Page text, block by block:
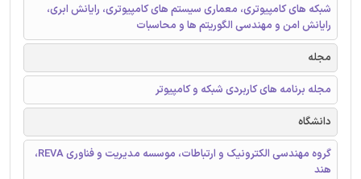
شبکه های کامپیوتری، معماری سیستم های کامپیوتری، رایانش ابری،
رایانش امن و مهندسی الگوریتم ها و محاسبات
مجله
مجله برنامه های کاربردی شبکه و کامپیوتر
دانشگاه
گروه مهندسی الکترونیک و ارتباطات، موسسه مدیریت و فناوری REVA،
هند